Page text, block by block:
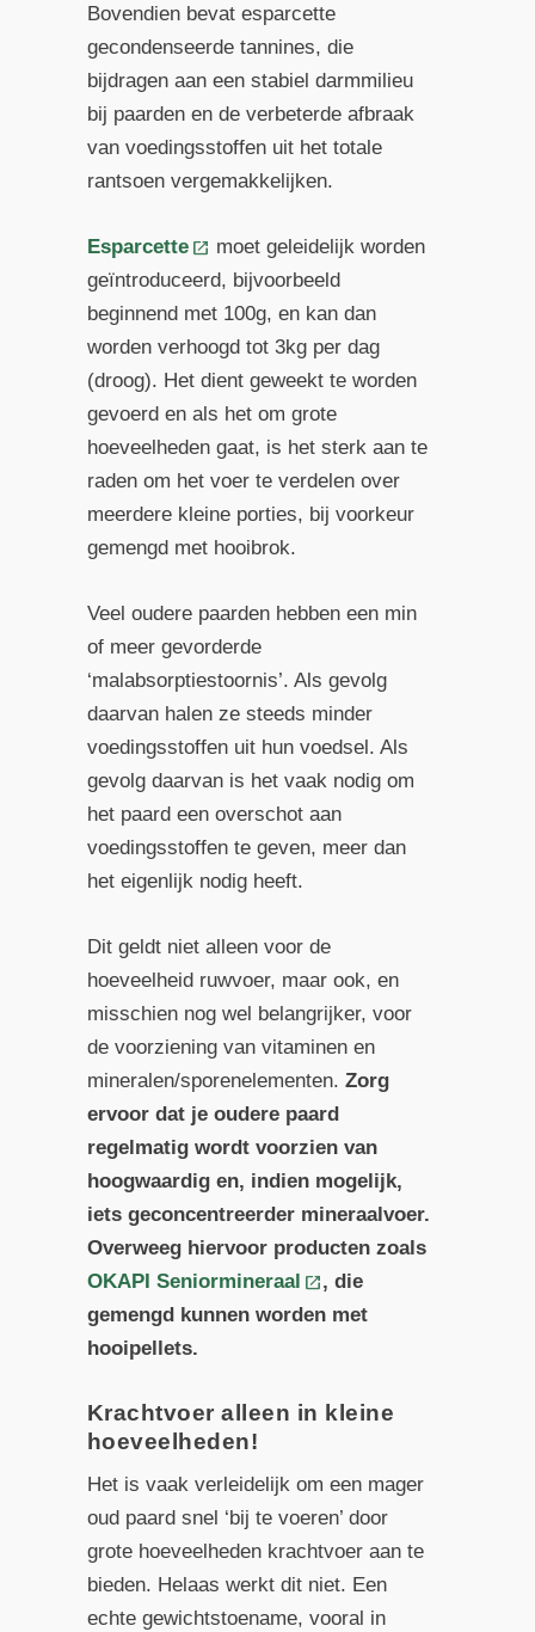
Bovendien bevat esparcette
gecondenseerde tannines, die
bijdragen aan een stabiel darmmilieu
bij paarden en de verbeterde afbraak
van voedingsstoffen uit het totale
rantsoen vergemakkelijken.
Esparcette
moet geleidelijk worden
geïntroduceerd, bijvoorbeeld
beginnend met 100g, en kan dan
worden verhoogd tot 3kg per dag
(droog). Het dient geweekt te worden
gevoerd en als het om grote
hoeveelheden gaat, is het sterk aan te
raden om het voer te verdelen over
meerdere kleine porties, bij voorkeur
gemengd met hooibrok.
Veel oudere paarden hebben een min
of meer gevorderde
‘malabsorptiestoornis’. Als gevolg
daarvan halen ze steeds minder
voedingsstoffen uit hun voedsel. Als
gevolg daarvan is het vaak nodig om
het paard een overschot aan
voedingsstoffen te geven, meer dan
het eigenlijk nodig heeft.
Dit geldt niet alleen voor de
hoeveelheid ruwvoer, maar ook, en
misschien nog wel belangrijker, voor
de voorziening van vitaminen en
mineralen/sporenelementen. Zorg
ervoor dat je oudere paard
regelmatig wordt voorzien van
hoogwaardig en, indien mogelijk,
iets geconcentreerder mineraalvoer.
Overweeg hiervoor producten zoals
OKAPI Seniormineraal
, die
gemengd kunnen worden met
hooipellets.
Krachtvoer alleen in kleine
hoeveelheden!
Het is vaak verleidelijk om een mager
oud paard snel ‘bij te voeren’ door
grote hoeveelheden krachtvoer aan te
bieden. Helaas werkt dit niet. Een
echte gewichtstoename, vooral in